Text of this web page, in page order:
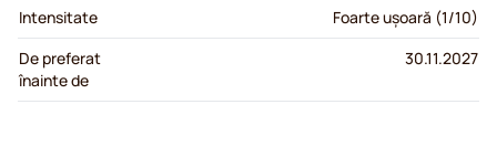
Intensitate
Foarte ușoară (1/10)
De preferat
înainte de
30.11.2027